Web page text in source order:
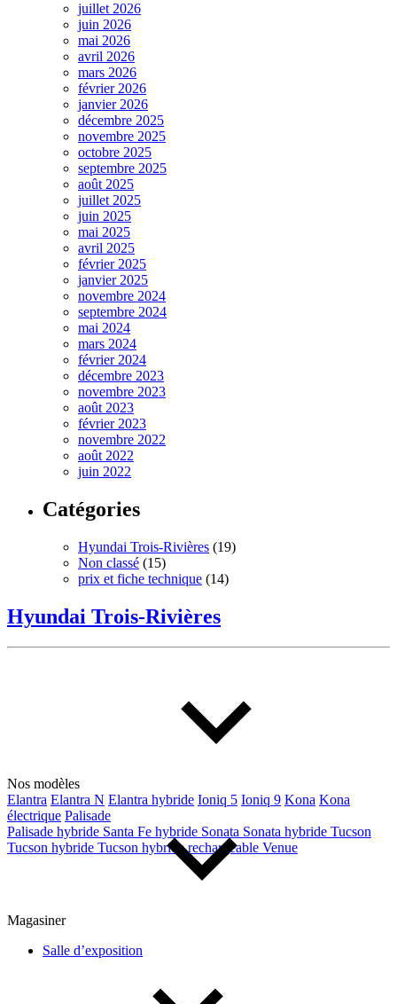
juillet 2026
juin 2026
mai 2026
avril 2026
mars 2026
février 2026
janvier 2026
décembre 2025
novembre 2025
octobre 2025
septembre 2025
août 2025
juillet 2025
juin 2025
mai 2025
avril 2025
février 2025
janvier 2025
novembre 2024
septembre 2024
mai 2024
mars 2024
février 2024
décembre 2023
novembre 2023
août 2023
février 2023
novembre 2022
août 2022
juin 2022
Catégories
Hyundai Trois-Rivières (19)
Non classé (15)
prix et fiche technique (14)
Hyundai Trois-Rivières
Nos modèles
Elantra Elantra N Elantra hybride Ioniq 5 Ioniq 9 Kona Kona
électrique Palisade
Palisade hybride Santa Fe hybride Sonata Sonata hybride Tucson
Tucson hybride Tucson hybride rechargeable Venue
Magasiner
Salle d’exposition